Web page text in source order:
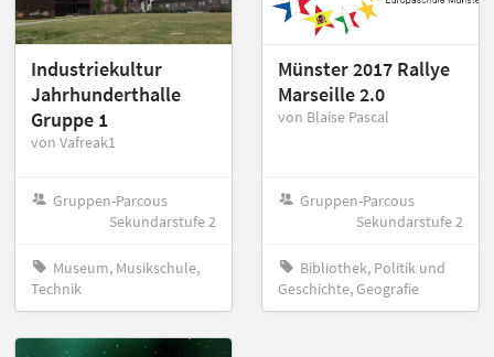
Industriekultur
Jahrhunderthalle
Gruppe 1
von Vafreak1
Gruppen-Parcous
Sekundarstufe 2
Museum, Musikschule,
Technik
Münster 2017 Rallye
Marseille 2.0
von Blaise Pascal
Gruppen-Parcous
Sekundarstufe 2
Bibliothek, Politik und
Geschichte, Geografie